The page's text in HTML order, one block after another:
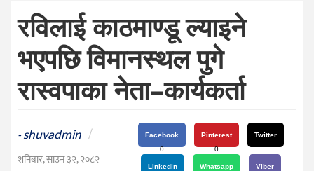
शिक्षा
संघीय
प्रविधि
जीवनशैली
दर्शन
/
संस्कृति
रविलाई काठमाण्डू ल्याइने
भएपछि विमानस्थल पुगे
रास्वपाका नेता–कार्यकर्ता
-shuvadmin /
शनिबार, साउन ३२, २०८२
Facebook
0
Pinterest
0
Twitter
Linkedin
Whatsapp Viber